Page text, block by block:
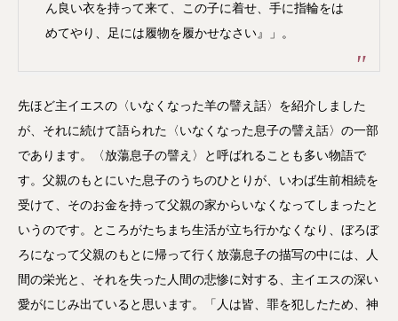
ん良い衣を持って来て、この子に着せ、手に指輪をは
めてやり、足には履物を履かせなさい』」。
先ほど主イエスの〈いなくなった羊の譬え話〉を紹介しました
が、それに続けて語られた〈いなくなった息子の譬え話〉の一部
であります。〈放蕩息子の譬え〉と呼ばれることも多い物語で
す。父親のもとにいた息子のうちのひとりが、いわば生前相続を
受けて、そのお金を持って父親の家からいなくなってしまったと
いうのです。ところがたちまち生活が立ち行かなくなり、ぼろぼ
ろになって父親のもとに帰って行く放蕩息子の描写の中には、人
間の栄光と、それを失った人間の悲惨に対する、主イエスの深い
愛がにじみ出ていると思います。「人は皆、罪を犯したため、神